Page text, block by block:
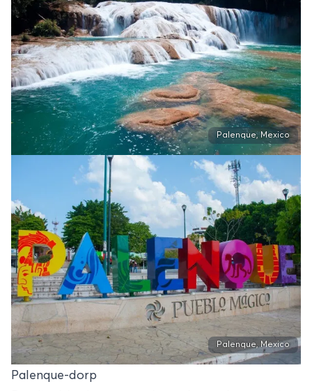
Palenque, Mexico
Palenque, Mexico
Palenque-dorp